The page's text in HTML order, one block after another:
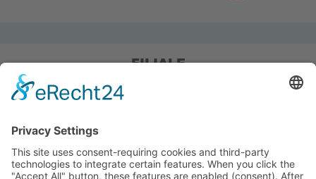
FILIALE
Pieper Grillshop-24/Golf
Sandstraße 14-18
Pieper Zelt/Boot/Camping
Rockwoolstr. 35